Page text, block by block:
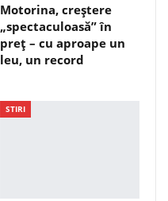
Motorina, creștere
„spectaculoasă” în
preț – cu aproape un
leu, un record
STIRI